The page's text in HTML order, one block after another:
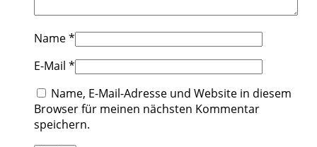
Name*
E-Mail *
Name, E-Mail-Adresse und Website in diesem
Browser für meinen nächsten Kommentar
speichern.